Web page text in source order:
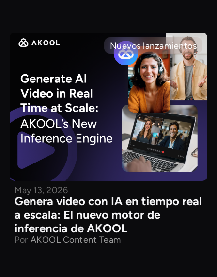
Nuevos lanzamientos
May 13, 2026
Genera video con IA en tiempo real
a escala: El nuevo motor de
inferencia de AKOOL
Por AKOOL Content Team